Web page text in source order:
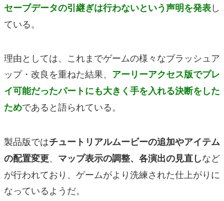
セーブデータの引継ぎは行わないという声明を発表し
ている。
理由としては、これまでゲームの様々なブラッシュア
ップ・改良を重ねた結果、 アーリーアクセス版でプレ
イ可能だったパートにも大きく手を入れる決断をした
ためであると語られている。
製品版ではチュートリアルムービーの追加やアイテム
の配置変更、 マップ表示の調整、各演出の見直しなど
が行われており、ゲームがより洗練された仕上がりに
なっているようだ。